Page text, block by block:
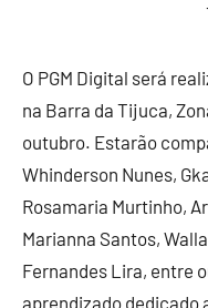
O PGM Digital será
na Barra da Tijuca,
outubro. Estarão
Whinderson Nunes,
Rosamaria Murtinho,
Marianna Santos,
Fernandes Lira, entre
aprendizado dedicado